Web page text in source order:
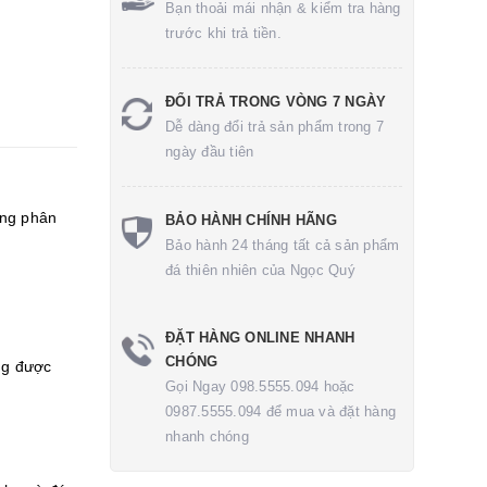
phân
được
Bạn thoải mái nhận & kiểm tra hàng
trước khi trả tiền.
ĐỔI TRẢ TRONG VÒNG 7 NGÀY
Dễ dàng đổi trả sản phẩm trong 7
ngày đầu tiên
BẢO HÀNH CHÍNH HÃNG
Bảo hành 24 tháng tất cả sản phẩm
đá thiên nhiên của Ngọc Quý
ĐẶT HÀNG ONLINE NHANH
CHÓNG
Gọi Ngay 098.5555.094 hoặc
0987.5555.094 để mua và đặt hàng
nhanh chóng